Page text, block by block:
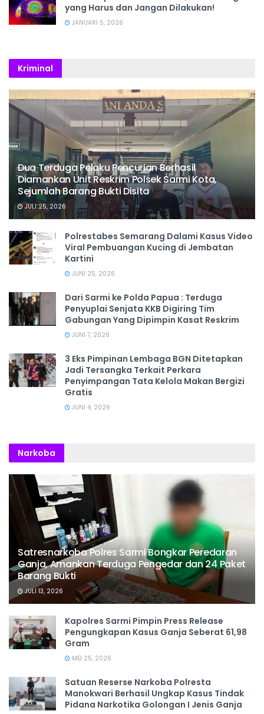
yang Harus dan Jangan Dilakukan!
JANUARI 5, 2026
Kriminal
Dua Terduga Pelaku Pencurian Berhasil
Diamankan Unit Reskrim Polsek Sarmi Kota,
Sejumlah Barang Bukti Disita
JULI 25, 2026
Polrestabes Semarang Dalami Kasus Video
Viral Pembuangan Kucing di Jembatan
Kartini
JUNI 25, 2026
Dari Sarmi ke Polda Papua : Terduga
Penyuplai Senjata KKB Digiring Tim
Gabungan Yang Dipimpin Kasat Reskrim
JUNI 7, 2026
3 Eks Pimpinan Lembaga BGN Ditetapkan
Jadi Tersangka Terkait Perkara
Penyimpangan Tata Kelola Makan Bergizi
Gratis
JUNI 4, 2026
Narkoba
Satresnarkoba Polres Sarmi Bongkar Peredaran
Ganja, Amankan Terduga Pengedar dan 24 Paket
Barang Bukti
JULI 13, 2026
Kapolres Sarmi Pimpin Press Release
Pengungkapan Kasus Ganja Seberat 61,98
Gram
MEI 25, 2026
Satuan Reserse Narkoba Polresta
Manokwari Berhasil Ungkap Kasus Tindak
Pidana Narkotika Golongan I Jenis Ganja